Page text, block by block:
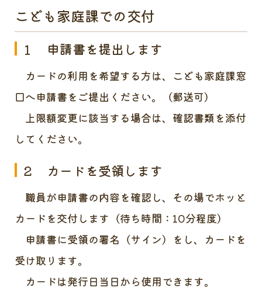
こども家庭課での交付
１ 申請書を提出します
カードの利用を希望する方は、こども家庭課窓
口へ申請書をご提出ください。（郵送可）
上限額変更に該当する場合は、確認書類を添付
してください。
２ カードを受領します
職員が申請書の内容を確認し、その場でホッと
カードを交付します（待ち時間：10分程度）
申請書に受領の署名（サイン）をし、カードを
受け取ります。
カードは発行日当日から使用できます。